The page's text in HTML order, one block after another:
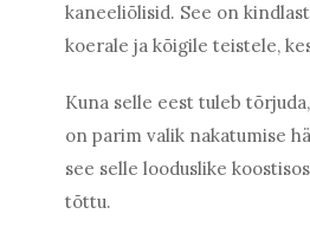
kaneeliõlisid. See on
koerale ja kõigile teistele,
Kuna selle eest tuleb
on parim valik nakatumise
see selle looduslike
tõttu.